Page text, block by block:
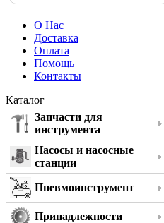
О Нас
Доставка
Оплата
Помощь
Контакты
Каталог
Запчасти для
инструмента
Насосы и насосные
станции
Пневмоинструмент
Принадлежности